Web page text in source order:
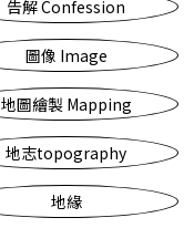
告解 Confession
圖像 Image
地圖繪製 Mapping
地志topography
地緣